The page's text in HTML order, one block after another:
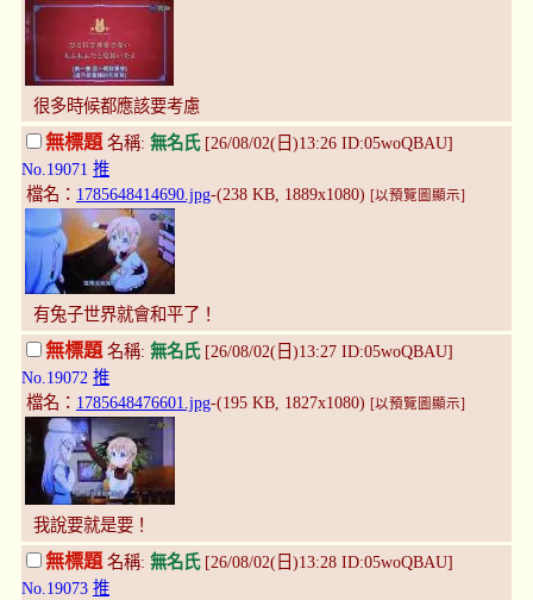
很多時候都應該要考慮
無標題 名稱: 無名氏[26/08/02(日)13:26 ID:05woQBAU]
No.19071 推
檔名： 1785648414690.jpg-(238 KB, 1889x1080) [以預覽圖顯示]
有兔子世界就會和平了！
無標題 名稱: 無名氏[26/08/02(日)13:27 ID:05woQBAU]
No.19072 推
檔名： 1785648476601.jpg-(195 KB, 1827x1080) [以預覽圖顯示]
我說要就是要！
無標題名稱: 無名氏[26/08/02(日)13:28 ID:05woQBAU]
No.19073 推